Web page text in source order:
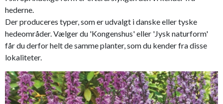
hederne.
Der produceres typer, som er udvalgt i danske eller tyske
hedeområder. Vælger du 'Kongenshus' eller 'Jysk naturform'
får du derfor helt de samme planter, som du kender fra disse
lokaliteter.